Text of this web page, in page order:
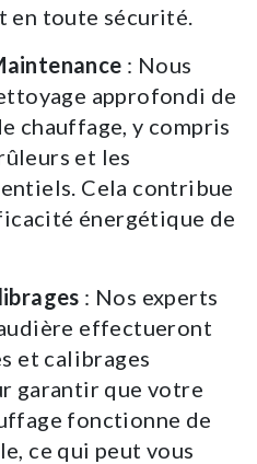
en toute sécurité.
: Nous
approfondi de
chauffage, y compris
et les
Cela contribue
énergétique de
: Nos experts
effectueront
et calibrages
garantir que votre
fonctionne de
ce qui peut vous